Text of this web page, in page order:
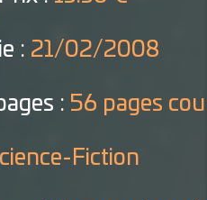
: 21/02/2008
: 56 pages
Fiction